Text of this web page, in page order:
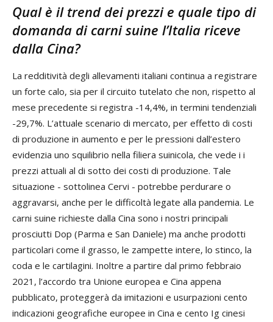
Qual è il trend dei prezzi e quale tipo di
domanda di carni suine l’Italia riceve
dalla Cina?
La redditività degli allevamenti italiani continua a registrare
un forte calo, sia per il circuito tutelato che non, rispetto al
mese precedente si registra -14,4%, in termini tendenziali
-29,7%. L’attuale scenario di mercato, per effetto di costi
di produzione in aumento e per le pressioni dall’estero
evidenzia uno squilibrio nella filiera suinicola, che vede i i
prezzi attuali al di sotto dei costi di produzione. Tale
situazione - sottolinea Cervi - potrebbe perdurare o
aggravarsi, anche per le difficoltà legate alla pandemia. Le
carni suine richieste dalla Cina sono i nostri principali
prosciutti Dop (Parma e San Daniele) ma anche prodotti
particolari come il grasso, le zampette intere, lo stinco, la
coda e le cartilagini. Inoltre a partire dal primo febbraio
2021, l’accordo tra Unione europea e Cina appena
pubblicato, proteggerà da imitazioni e usurpazioni cento
indicazioni geografiche europee in Cina e cento Ig cinesi